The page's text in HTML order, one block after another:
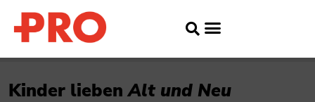
Kinder liebenAlt und Neu